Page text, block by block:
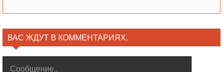
ВАС ЖДУТ В КОММЕНТАРИЯХ.